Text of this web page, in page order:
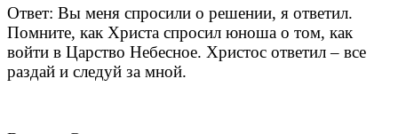
Ответ: Вы меня спросили о решении, я ответил.
Помните, как Христа спросил юноша о том, как
войти в Царство Небесное. Христос ответил – все
раздай и следуй за мной.